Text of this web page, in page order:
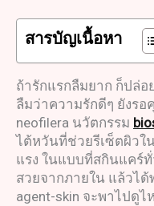
สารบัญเนื้อหา
ถ้ารักแรกลืมยาก ก็ปล่อ
ลืมว่าความรักดีๆ ยังร
neofilera นวัตกรรม
ไต้หวันที่ช่วยรีเซ็ตผิวใ
แรง ในแบบที่สกินแคร์
สวยจากภายใน แล้วได้
agent-skin จะพาไปดู